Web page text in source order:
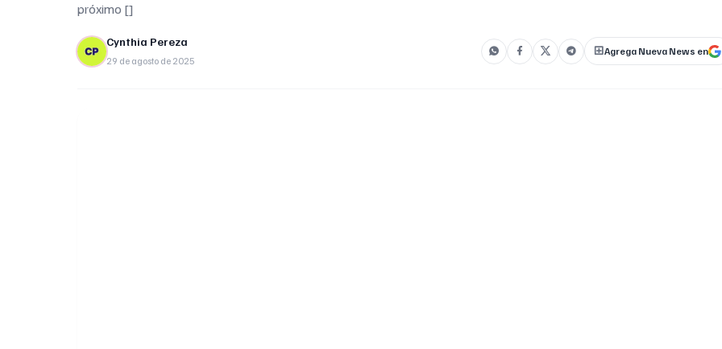
próximo []
Cynthia Pereza
29 de agosto de 2025
Agrega Nueva News en